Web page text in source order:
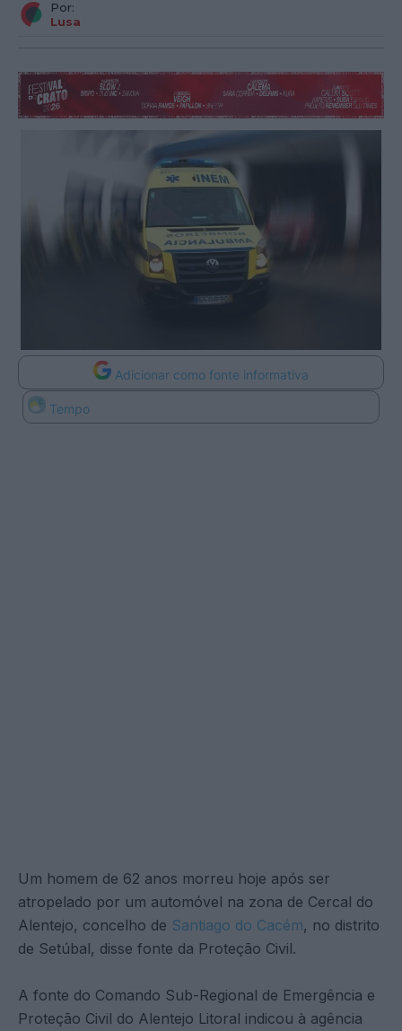
Por:
Lusa
Adicionar como fonte informativa
Tempo
Um homem de 62 anos morreu hoje após ser
atropelado por um automóvel na zona de Cercal do
Alentejo, concelho de Santiago do Cacém, no distrito
de Setúbal, disse fonte da Proteção Civil.
A fonte do Comando Sub-Regional de Emergência e
Proteção Civil do Alentejo Litoral indicou à agência